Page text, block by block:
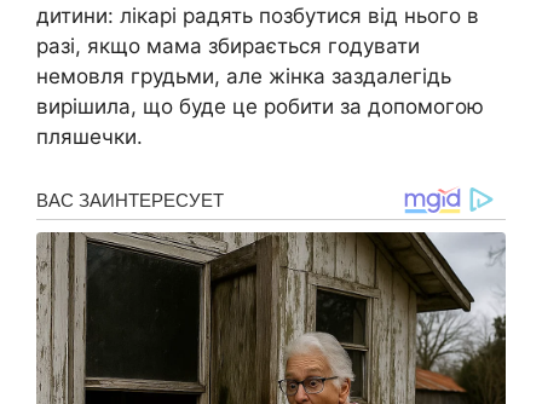
дитини: лікарі радять позбутися від нього в
разі, якщо мама збирається годувати
немовля грудьми, але жінка заздалегідь
вирішила, що буде це робити за допомогою
пляшечки.